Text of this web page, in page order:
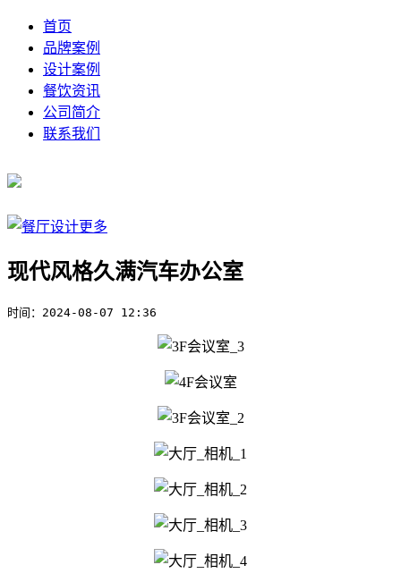
首页
品牌案例
设计案例
餐饮资讯
公司简介
联系我们
现代风格久满汽车办公室
时间： 2024-08-07 12:36